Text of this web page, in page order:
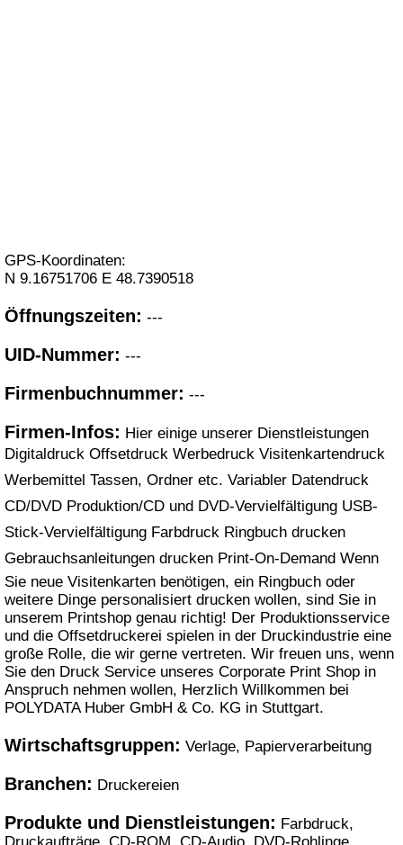
GPS-Koordinaten:
N 9.16751706 E 48.7390518
Öffnungszeiten: ---
UID-Nummer: ---
Firmenbuchnummer: ---
Firmen-Infos: Hier einige unserer Dienstleistungen
Digitaldruck Offsetdruck Werbedruck Visitenkartendruck
Werbemittel Tassen, Ordner etc. Variabler Datendruck
CD/DVD Produktion/CD und DVD-Vervielfältigung USB-
Stick-Vervielfältigung Farbdruck Ringbuch drucken
Gebrauchsanleitungen drucken Print-On-Demand Wenn
Sie neue Visitenkarten benötigen, ein Ringbuch oder
weitere Dinge personalisiert drucken wollen, sind Sie in
unserem Printshop genau richtig! Der Produktionsservice
und die Offsetdruckerei spielen in der Druckindustrie eine
große Rolle, die wir gerne vertreten. Wir freuen uns, wenn
Sie den Druck Service unseres Corporate Print Shop in
Anspruch nehmen wollen, Herzlich Willkommen bei
POLYDATA Huber GmbH & Co. KG in Stuttgart.
Wirtschaftsgruppen: Verlage, Papierverarbeitung
Branchen: Druckereien
Produkte und Dienstleistungen: Farbdruck,
Druckaufträge, CD-ROM, CD-Audio, DVD-Rohlinge,